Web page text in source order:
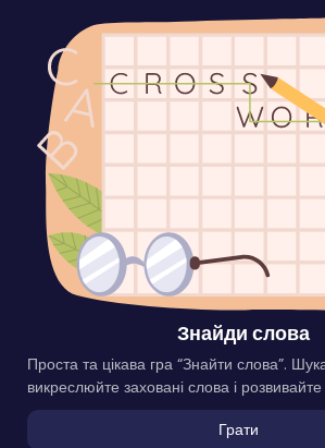
Знайди слова
Проста та цікава гра “Знайти слова”.
викреслюйте заховані слова і розвивайте
Грати